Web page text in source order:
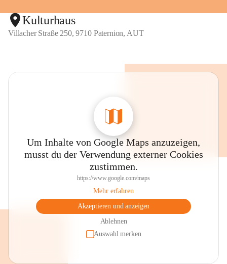
Kulturhaus
Villacher Straße 250, 9710 Paternion, AUT
Um Inhalte von Google Maps anzuzeigen,
musst du der Verwendung externer Cookies
zustimmen.
https://www.google.com/maps
Mehr erfahren
Akzeptieren und anzeigen
Ablehnen
Auswahl merken